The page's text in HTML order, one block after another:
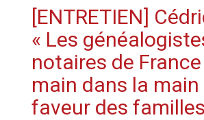
[ENTRETIEN]
« Les
notaires de
main dans la main
faveur des